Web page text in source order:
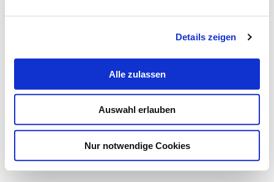
Details zeigen
Alle zulassen
Auswahl erlauben
Nur notwendige Cookies